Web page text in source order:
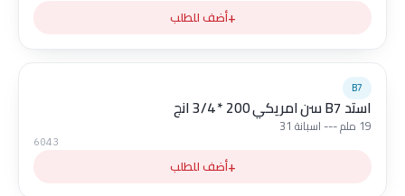
+أضف للطلب
B7
استد B7 سن امريكي 200 * 3/4 انج
19 ملم --- اسبانة 31
6043
+أضف للطلب